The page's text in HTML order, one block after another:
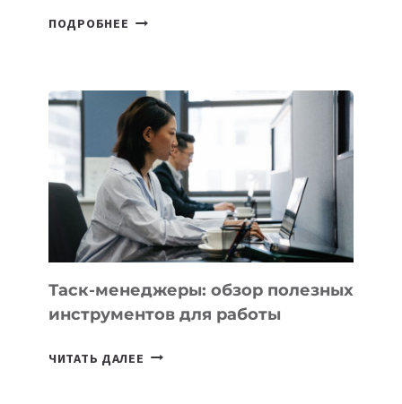
ПОДРОБНЕЕ
НОВЫЕ
ПРЕДМЕТЫ
ПО
ИСКУССТВЕННОМУ
ИНТЕЛЛЕКТУ
Таск-менеджеры: обзор полезных
инструментов для работы
ЧИТАТЬ ДАЛЕЕ ТАСК-